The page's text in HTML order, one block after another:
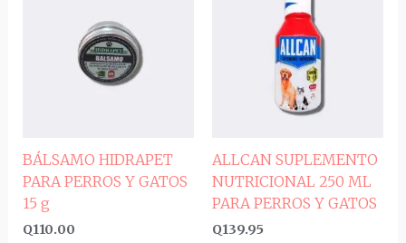
BÁLSAMO HIDRAPET
PARA PERROS Y GATOS
15 g
Q110.00
ALLCAN SUPLEMENTO
NUTRICIONAL 250 ML
PARA PERROS Y GATOS
Q139.95